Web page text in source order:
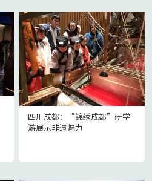
四川成都：“锦绣成都”研学
游展示非遗魅力